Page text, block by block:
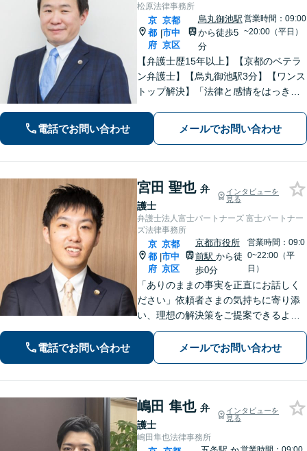
松原法律事務所
京
都
府
|
京都
市中
京区
烏丸御池駅
から徒歩5
分
営業時間：09:00
~20:00（平日）
【弁護士歴15年以上】【京都のベテラ
ン弁護士】【烏丸御池駅3分】【ワンス
トップ解決】「法律と感情をはっきり
問題、新型コロナが原因の借金、不動
産問題なども幅広く対応【女性弁護士
電話でお問い合わせ メールでお問い合わせ
宮田 聖也 弁
護士
インタビューを
見る
弁護士法人富士パートナーズ 富士パートナー
ズ法律事務所
京
都
府
|
京都
市中
京区
京都市役所
前駅 から徒
歩0分
営業時間：09:0
0~22:00（平
日）
「ありのままの事実を正直にお話しく
ださい」依頼者さまの気持ちに寄り添
い、理想の解決策をご提案できるよう
尽力します【交通事故事件の実績豊
富】【賠償金が2倍に増額した事例あ
り】依頼者さまに代わってさまざまな
電話でお問い合わせ メールでお問い合わせ
嶋田 隼也 弁
護士
インタビューを
見る
嶋田隼也法律事務所